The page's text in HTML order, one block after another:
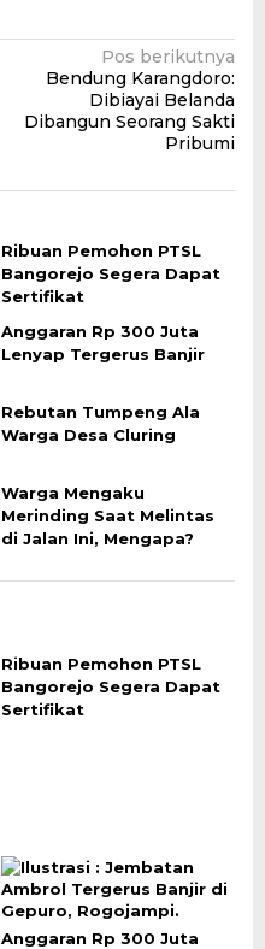
Pos berikutnya
Bendung Karangdoro:
Dibiayai Belanda
Dibangun Seorang Sakti
Pribumi
Ribuan Pemohon PTSL
Bangorejo Segera Dapat
Sertifikat
Anggaran Rp 300 Juta
Lenyap Tergerus Banjir
Rebutan Tumpeng Ala
Warga Desa Cluring
Warga Mengaku
Merinding Saat Melintas
di Jalan Ini, Mengapa?
Ribuan Pemohon PTSL
Bangorejo Segera Dapat
Sertifikat
Anggaran Rp 300 Juta